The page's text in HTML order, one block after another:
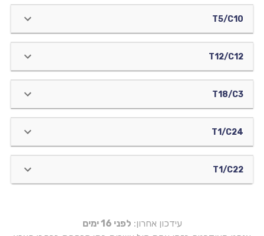
T5/C10
T12/C12
T18/C3
T1/C24
T1/C22
עידכון אחרון: לפני 16 ימים